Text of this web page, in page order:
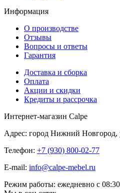
Информация
О производстве
Отзывы
Вопросы и ответы
Гарантия
Доставка и сборка
Оплата
Акции и скидки
Кредиты и рассрочка
Интернет-магазин Calpe
Адрес: город Нижний Новгород,
Телефон: +7 (930) 800-02-77
E-mail: info@calpe-mebel.ru
Режим работы: ежедневно с